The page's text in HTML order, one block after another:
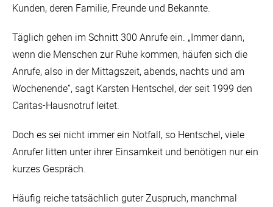
Kunden, deren Familie, Freunde und Bekannte.
Täglich gehen im Schnitt 300 Anrufe ein. „Immer dann,
wenn die Menschen zur Ruhe kommen, häufen sich die
Anrufe, also in der Mittagszeit, abends, nachts und am
Wochenende“, sagt Karsten Hentschel, der seit 1999 den
Caritas-Hausnotruf leitet.
Doch es sei nicht immer ein Notfall, so Hentschel, viele
Anrufer litten unter ihrer Einsamkeit und benötigen nur ein
kurzes Gespräch.
Häufig reiche tatsächlich guter Zuspruch, manchmal